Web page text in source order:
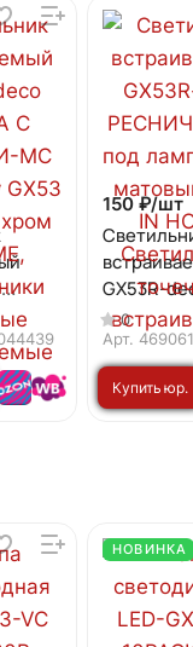
под
IN
150 ₽/шт
GX53R-
лампу
матовый
HOME
0
Арт.
Купить юр.
НОВИНКА